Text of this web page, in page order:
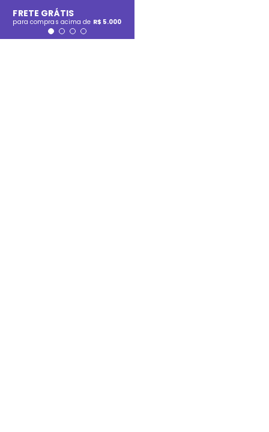
FRETE GRÁTIS
para compras acima de R$ 5.000